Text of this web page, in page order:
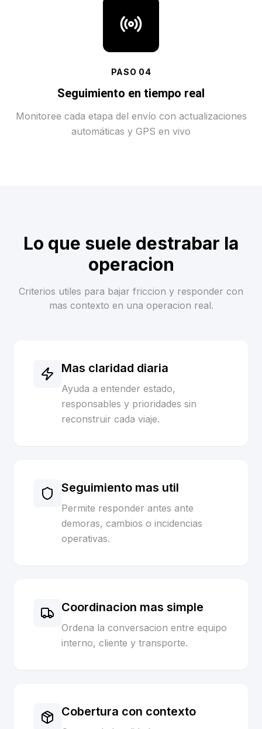
PASO 04
Seguimiento en tiempo real
Monitoree cada etapa del envío con actualizaciones
automáticas y GPS en vivo
Lo que suele destrabar la
operacion
Criterios utiles para bajar friccion y responder con
mas contexto en una operacion real.
Mas claridad diaria
Ayuda a entender estado,
responsables y prioridades sin
reconstruir cada viaje.
Seguimiento mas util
Permite responder antes ante
demoras, cambios o incidencias
operativas.
Coordinacion mas simple
Ordena la conversacion entre equipo
interno, cliente y transporte.
Cobertura con contexto